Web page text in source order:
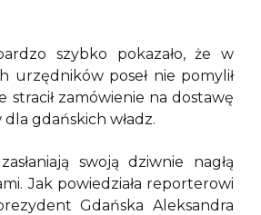
szybko pokazało, że w
urzędników poseł nie pomylił
stracił zamówienie na dostawę
gdańskich władz.
swoją dziwnie nagłą
Jak powiedziała reporterowi
Gdańska Aleksandra